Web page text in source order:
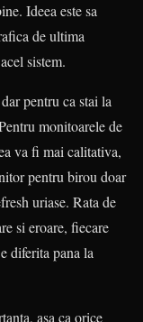
Ideea este sa
de ultima
sistem.
pentru ca stai la
monitoarele de
va fi mai calitativa,
pentru birou doar
uriase. Rata de
si eroare, fiecare
diferita pana la
asa ca orice